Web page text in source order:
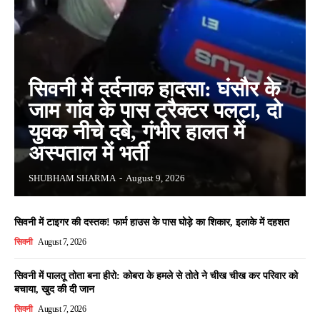
सिवनी में दर्दनाक हादसा: घंसौर के
जाम गांव के पास ट्रैक्टर पलटा, दो
युवक नीचे दबे, गंभीर हालत में
अस्पताल में भर्ती
SHUBHAM SHARMA - August 9, 2026
सिवनी में टाइगर की दस्तक! फार्म हाउस के पास घोड़े का शिकार, इलाके में दहशत
सिवनी August 7, 2026
सिवनी में पालतू तोता बना हीरो: कोबरा के हमले से तोते ने चीख चीख कर परिवार को
बचाया, खुद की दी जान
सिवनी August 7, 2026